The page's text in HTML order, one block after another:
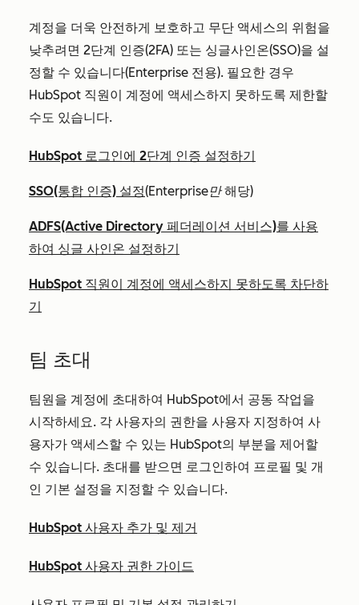
계정을 더욱 안전하게 보호하고 무단 액세스의 위험을
낮추려면 2단계 인증(2FA) 또는 싱글사인온(SSO)을 설
정할 수 있습니다(Enterprise 전용). 필요한 경우
HubSpot 직원이 계정에 액세스하지 못하도록 제한할
수도 있습니다.
HubSpot 로그인에 2단계 인증 설정하기
SSO(통합 인증) 설정(Enterprise만해당)
ADFS(Active Directory 페더레이션 서비스)를 사용
하여 싱글 사인온 설정하기
HubSpot 직원이 계정에 액세스하지 못하도록 차단하
기
팀 초대
팀원을 계정에 초대하여 HubSpot에서 공동 작업을
시작하세요. 각 사용자의 권한을 사용자 지정하여 사
용자가 액세스할 수 있는 HubSpot의 부분을 제어할
수 있습니다. 초대를 받으면 로그인하여 프로필 및 개
인 기본 설정을 지정할 수 있습니다.
HubSpot 사용자 추가 및 제거
HubSpot 사용자 권한 가이드